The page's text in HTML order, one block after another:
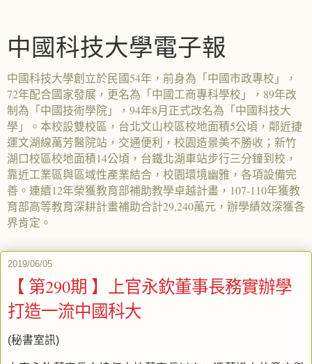
中國科技大學電子報
中國科技大學創立於民國54年，前身為「中國市政專校」，
72年配合國家發展，更名為「中國工商專科學校」，89年改
制為「中國技術學院」，94年8月正式改名為「中國科技大
學」。本校設雙校區，台北文山校區校地面積5公頃，鄰近捷
運文湖線萬芳醫院站，交通便利，校園造景美不勝收；新竹
湖口校區校地面積14公頃，台鐵北湖車站步行三分鐘到校，
靠近工業區與區域性產業結合，校園環境幽雅，各項設備完
善。連續12年榮獲教育部補助教學卓越計畫，107-110年獲教
育部高等教育深耕計畫補助合計29,240萬元，辦學績效深獲各
界肯定。
2019/06/05
【 第290期 】上官永欽董事長務實辦學
打造一流中國科大
(秘書室訊)